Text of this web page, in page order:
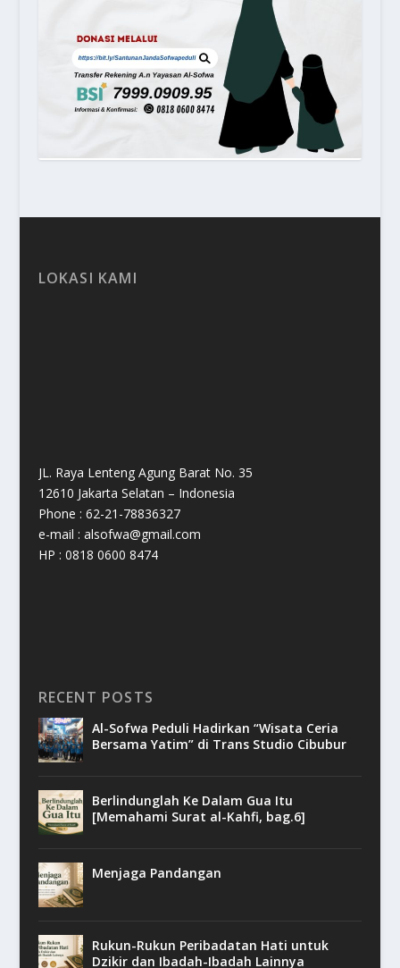
LOKASI KAMI
JL. Raya Lenteng Agung Barat No. 35
12610 Jakarta Selatan – Indonesia
Phone : 62-21-78836327
e-mail : alsofwa@gmail.com
HP : 0818 0600 8474
RECENT POSTS
Al-Sofwa Peduli Hadirkan “Wisata Ceria
Bersama Yatim” di Trans Studio Cibubur
Berlindunglah Ke Dalam Gua Itu
[Memahami Surat al-Kahfi, bag.6]
Menjaga Pandangan
Rukun-Rukun Peribadatan Hati untuk
Dzikir dan Ibadah-Ibadah Lainnya